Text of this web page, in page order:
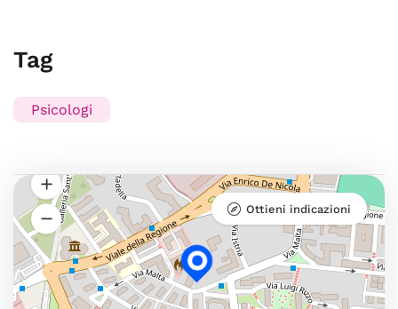
Tag
Psicologi
Ottieni indicazioni